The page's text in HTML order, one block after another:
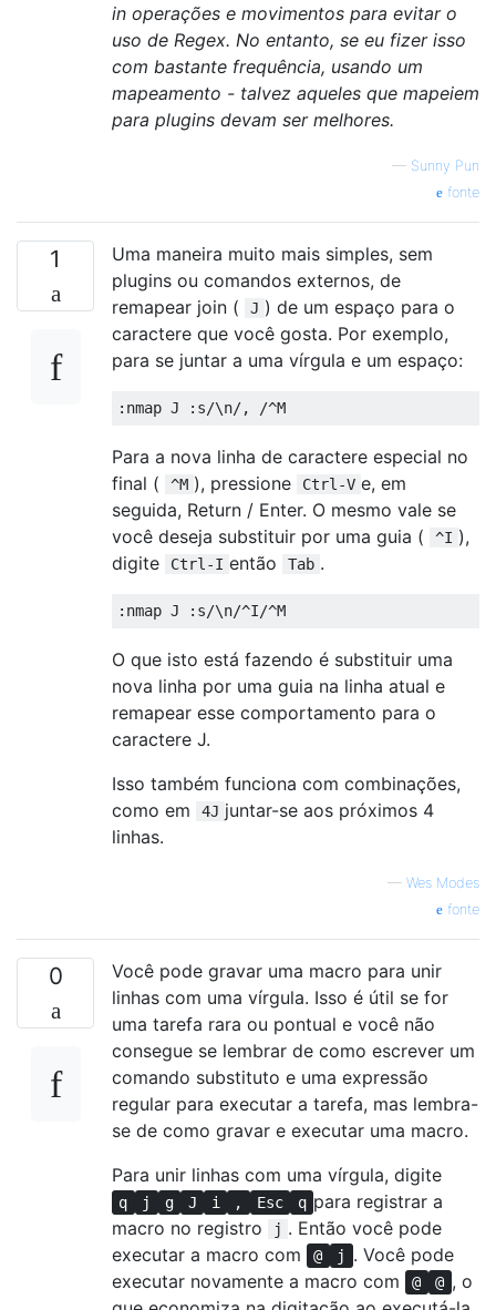
in operações e movimentos para evitar o
uso de Regex. No entanto, se eu fizer isso
com bastante frequência, usando um
mapeamento - talvez aqueles que mapeiem
para plugins devam ser melhores.
— Sunny Pun
fonte
1
Uma maneira muito mais simples, sem
plugins ou comandos externos, de
remapear join (
J ) de um espaço para o
caractere que você gosta. Por exemplo,
para se juntar a uma vírgula e um espaço:
Para a nova linha de caractere especial no
final (
^M ), pressione Ctrl-V e, em
seguida, Return / Enter. O mesmo vale se
você deseja substituir por uma guia (
^I ),
digite
Ctrl-I então Tab .
O que isto está fazendo é substituir uma
nova linha por uma guia na linha atual e
remapear esse comportamento para o
caractere J.
Isso também funciona com combinações,
como em
4J juntar-se aos próximos 4
linhas.
— Wes Modes
fonte
0
Você pode gravar uma macro para unir
linhas com uma vírgula. Isso é útil se for
uma tarefa rara ou pontual e você não
consegue se lembrar de como escrever um
comando substituto e uma expressão
regular para executar a tarefa, mas lembra-
se de como gravar e executar uma macro.
Para unir linhas com uma vírgula, digite
q j g J i , Esc q para registrar a
macro no registro
j . Então você pode
executar a macro com
@ j
. Você pode
executar novamente a macro com
@ @ , o